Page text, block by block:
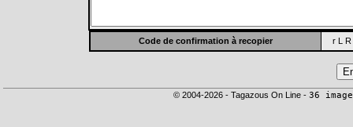
Code de confirmation à recopier r L R
© 2004-2026 - Tagazous On Line - 36